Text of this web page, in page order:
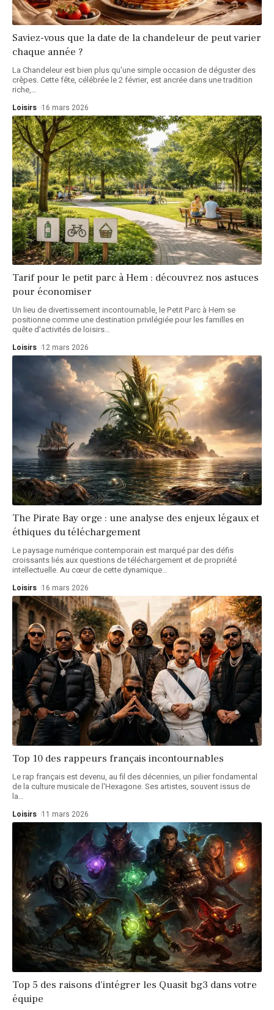
Saviez-vous que la date de la chandeleur de peut varier
chaque année ?
La Chandeleur est bien plus qu'une simple occasion de déguster des
crêpes. Cette fête, célébrée le 2 février, est ancrée dans une tradition
riche,…
Loisirs 16 mars 2026
Tarif pour le petit parc à Hem : découvrez nos astuces
pour économiser
Un lieu de divertissement incontournable, le Petit Parc à Hem se
positionne comme une destination privilégiée pour les familles en
quête d'activités de loisirs…
Loisirs 12 mars 2026
The Pirate Bay orge : une analyse des enjeux légaux et
éthiques du téléchargement
Le paysage numérique contemporain est marqué par des défis
croissants liés aux questions de téléchargement et de propriété
intellectuelle. Au cœur de cette dynamique…
Loisirs 16 mars 2026
Top 10 des rappeurs français incontournables
Le rap français est devenu, au fil des décennies, un pilier fondamental
de la culture musicale de l'Hexagone. Ses artistes, souvent issus de
la…
Loisirs 11 mars 2026
Top 5 des raisons d’intégrer les Quasit bg3 dans votre
équipe